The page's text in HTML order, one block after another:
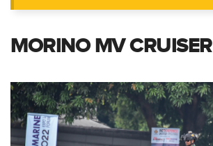
MORINO MV CRUISER